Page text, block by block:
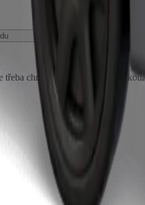
třeba chránit dekou nebo podložkou.